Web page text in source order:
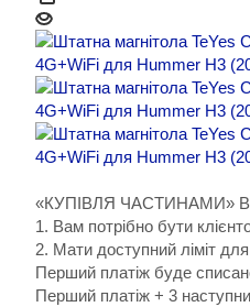
«КУПІВЛЯ ЧАСТИНАМИ»
1. Вам потрібно бути
2. Мати доступний ліміт
Перший платіж буде
Перший платіж + 3